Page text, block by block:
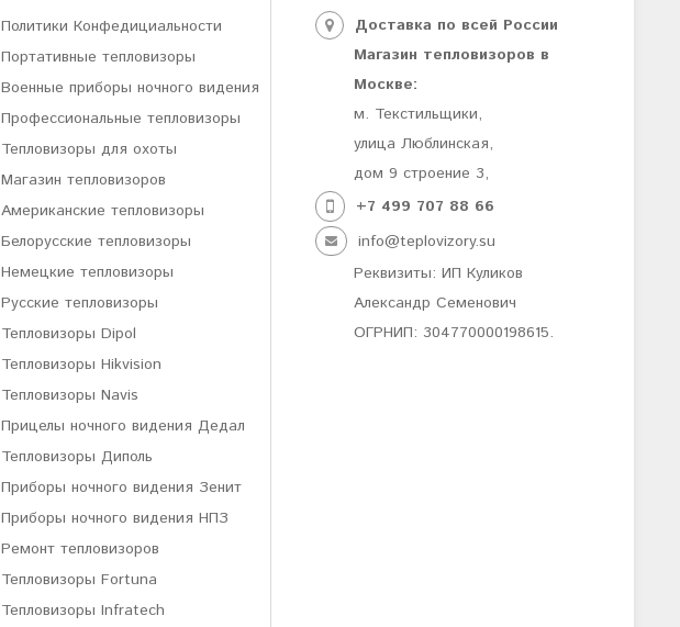
Политики Конфедициальности
Портативные тепловизоры
Военные приборы ночного видения
Профессиональные тепловизоры
Тепловизоры для охоты
Магазин тепловизоров
Американские тепловизоры
Белорусские тепловизоры
Немецкие тепловизоры
Русские тепловизоры
Тепловизоры Dipol
Тепловизоры Hikvision
Тепловизоры Navis
Прицелы ночного видения Дедал
Тепловизоры Диполь
Приборы ночного видения Зенит
Приборы ночного видения НПЗ
Ремонт тепловизоров
Тепловизоры Fortuna
Тепловизоры Infratech
Доставка по всей России
Магазин тепловизоров в
Москве:
м. Текстильщики,
улица Люблинская,
дом 9 строение 3,
+7 499 707 88 66
info@teplovizory.su
Реквизиты: ИП Куликов
Александр Семенович
ОГРНИП: 304770000198615.